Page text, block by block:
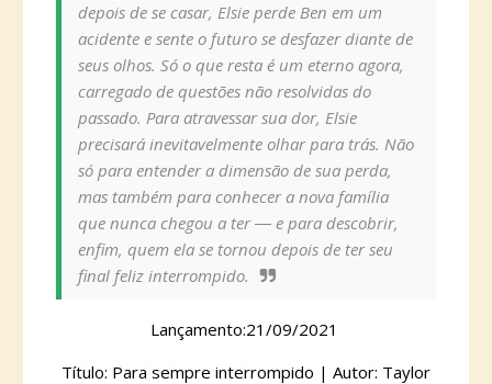
depois de se casar, Elsie perde Ben em um
acidente e sente o futuro se desfazer diante de
seus olhos. Só o que resta é um eterno agora,
carregado de questões não resolvidas do
passado. Para atravessar sua dor, Elsie
precisará inevitavelmente olhar para trás. Não
só para entender a dimensão de sua perda,
mas também para conhecer a nova família
que nunca chegou a ter ― e para descobrir,
enfim, quem ela se tornou depois de ter seu
final feliz interrompido.
Lançamento:21/09/2021
Título: Para sempre interrompido | Autor: Taylor